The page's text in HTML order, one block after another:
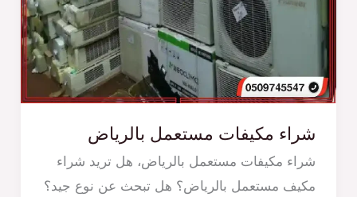
شراء مكيفات مستعمل بالرياض
شراء مكيفات مستعمل بالرياض، هل تريد شراء
مكيف مستعمل بالرياض؟ هل تبحث عن نوع جيد؟